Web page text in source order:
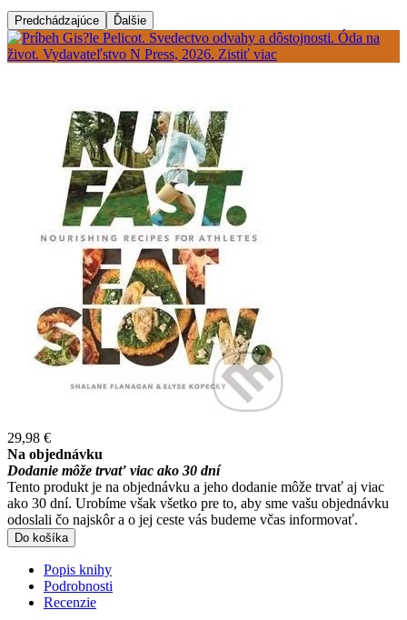
Predchádzajúce Ďalšie
29,98 €
Na objednávku
Dodanie môže trvať viac ako 30 dní
Tento produkt je na objednávku a jeho dodanie môže trvať aj viac
ako 30 dní. Urobíme však všetko pre to, aby sme vašu objednávku
odoslali čo najskôr a o jej ceste vás budeme včas informovať.
Do košíka
Popis knihy
Podrobnosti
Recenzie